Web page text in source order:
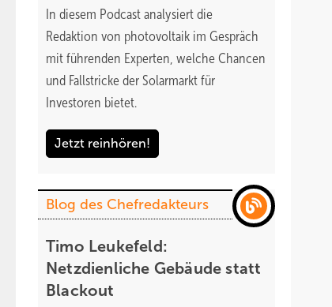
In diesem Podcast analysiert die
Redaktion von photovoltaik im Gespräch
mit führenden Experten, welche Chancen
und Fallstricke der Solarmarkt für
Investoren bietet.
Jetzt reinhören!
Blog des Chefredakteurs
Timo Leukefeld:
Netzdienliche Gebäude statt
Blackout